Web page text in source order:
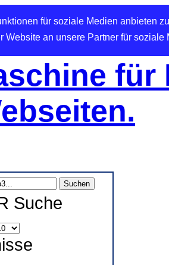
für soziale Medien anbieten
an unsere Partner für
für
Suche